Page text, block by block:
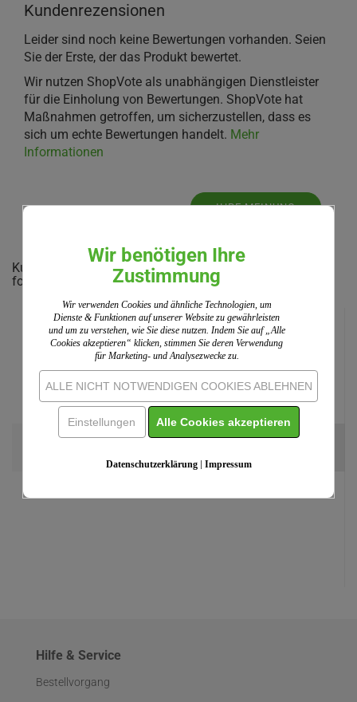
Kundenrezensionen
Leider sind noch keine Bewertungen vorhanden. Seien
Sie der Erste, der das Produkt bewertet.
Wir nutzen ShopVote als unabhängigen Dienstleister
für die Einholung von Bewertungen. ShopVote hat
Maßnahmen getroffen, um sicherzustellen, dass es
sich um echte Bewertungen handelt. Mehr
Informationen
IHRE MEINUNG
Kunden, welche diesen Artikel bestellten, haben auch
folgende Artikel gekauft:
Gottesdienstbesuchskarte für Konfirmanden...
(7)
ab 6,20 EUR
Hilfe & Service
Bestellvorgang
Wir benötigen Ihre
Zustimmung
Wir verwenden Cookies und ähnliche Technologien, um
Dienste & Funktionen auf unserer Website zu gewährleisten
und um zu verstehen, wie Sie diese nutzen. Indem Sie auf „Alle
Cookies akzeptieren“ klicken, stimmen Sie deren Verwendung
für Marketing- und Analysezwecke zu.
ALLE NICHT NOTWENDIGEN COOKIES ABLEHNEN
Einstellungen Alle Cookies akzeptieren
Datenschutzerklärung| Impressum